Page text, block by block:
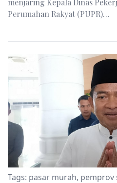
menjaring Kepala Dinas
Perumahan Rakyat (PUPR)…
Tags: pasar murah, pemprov